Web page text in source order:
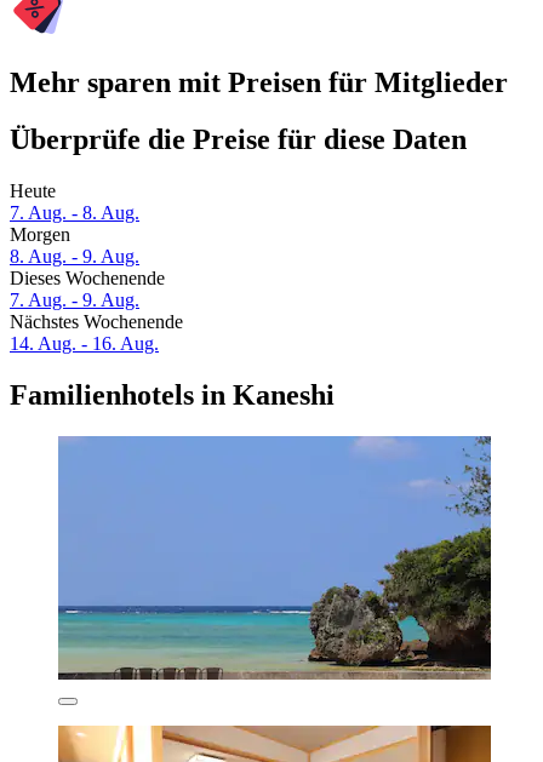
Mehr sparen mit Preisen für Mitglieder
Überprüfe die Preise für diese Daten
Heute
7. Aug. - 8. Aug.
Morgen
8. Aug. - 9. Aug.
Dieses Wochenende
7. Aug. - 9. Aug.
Nächstes Wochenende
14. Aug. - 16. Aug.
Familienhotels in Kaneshi